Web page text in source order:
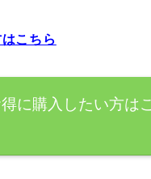
こちら
に購入したい方は